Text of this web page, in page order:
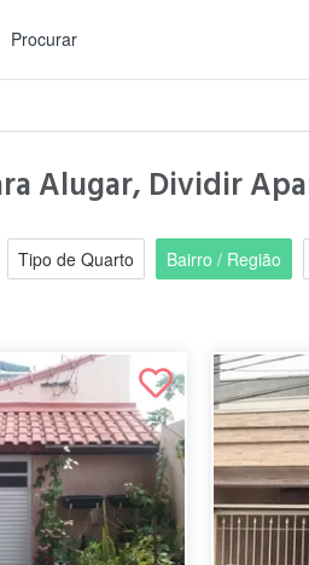
Procurar
Alugar, Dividir
Tipo de Quarto Bairro / Região